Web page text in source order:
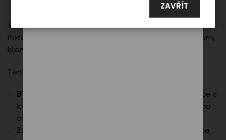
ZAVŘÍT
🍵Čajový vánoční set PXI – chvíle klidu a pohody
Potěšte milovníky čaje elegantním dárkovým balíčkem,
který přináší chuť exotiky a chvíle odpočinku.
Tento čajový set obsahuje:
Bílý hrnek na čaj
Stylový hrnek z limitované kolekce s
logem PXI – ideální pro vychutnání šálku oblíbeného
čaje.
Zelený čaj Mangostana (50 g)
Skvělá kombinace